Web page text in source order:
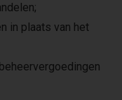
in plaats van het